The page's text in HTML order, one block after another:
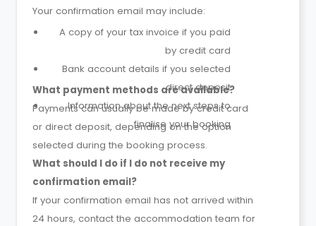
Your confirmation email may include:
A copy of your tax invoice if you paid
by credit card
Bank account details if you selected
direct deposit
Information about the next steps to
finalise your booking
What payment methods are available?
Payments can usually be made by credit card
or direct deposit, depending on the option
selected during the booking process.
What should I do if I do not receive my
confirmation email?
If your confirmation email has not arrived within
24 hours, contact the accommodation team for